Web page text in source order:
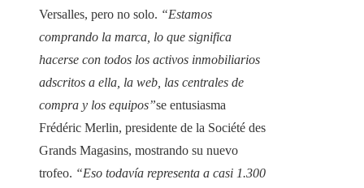
Versalles, pero no solo. “Estamos
comprando la marca, lo que significa
hacerse con todos los activos inmobiliarios
adscritos a ella, la web, las centrales de
compra y los equipos”se entusiasma
Frédéric Merlin, presidente de la Société des
Grands Magasins, mostrando su nuevo
trofeo. “Eso todavía representa a casi 1.300